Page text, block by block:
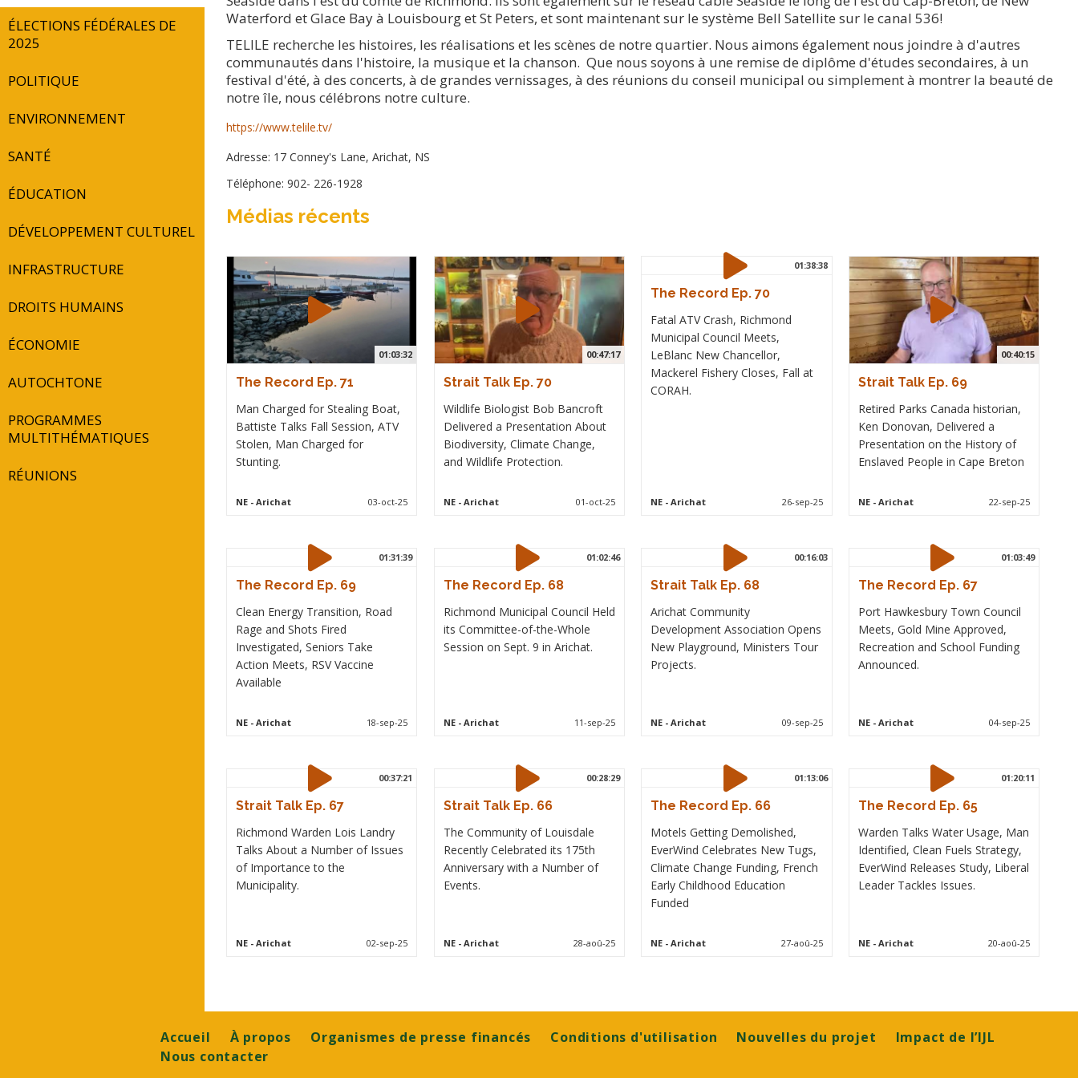
ÉLECTIONS FÉDÉRALES DE
2025
POLITIQUE
ENVIRONNEMENT
SANTÉ
ÉDUCATION
DÉVELOPPEMENT CULTUREL
INFRASTRUCTURE
DROITS HUMAINS
ÉCONOMIE
AUTOCHTONE
PROGRAMMES
MULTITHÉMATIQUES
RÉUNIONS
Waterford et Glace Bay à Louisbourg et St Peters, et sont maintenant sur le système Bell Satellite sur le canal 536!
TELILE recherche les histoires, les réalisations et les scènes de notre quartier. Nous aimons également nous joindre à d'autres
communautés dans l'histoire, la musique et la chanson. Que nous soyons à une remise de diplôme d'études secondaires, à un
festival d'été, à des concerts, à de grandes vernissages, à des réunions du conseil municipal ou simplement à montrer la beauté de
notre île, nous célébrons notre culture.
https://www.telile.tv/
Adresse: 17 Conney's Lane, Arichat, NS
Téléphone: 902- 226-1928
Médias récents
01:03:32
The Record Ep. 71
Man Charged for Stealing Boat,
Battiste Talks Fall Session, ATV
Stolen, Man Charged for
Stunting.
NE- Arichat 03-oct-25
00:47:17
Strait Talk Ep. 70
Wildlife Biologist Bob Bancroft
Delivered a Presentation About
Biodiversity, Climate Change,
and Wildlife Protection.
NE- Arichat 01-oct-25
01:38:38
The Record Ep. 70
Fatal ATV Crash, Richmond
Municipal Council Meets,
LeBlanc New Chancellor,
Mackerel Fishery Closes, Fall at
CORAH.
NE - Arichat 26-sep-25
00:40:15
Strait Talk Ep. 69
Retired Parks Canada historian,
Ken Donovan, Delivered a
Presentation on the History of
Enslaved People in Cape Breton
NE - Arichat 22-sep-25
01:31:39
The Record Ep. 69
Clean Energy Transition, Road
Rage and Shots Fired
Investigated, Seniors Take
Action Meets, RSV Vaccine
Available
NE- Arichat 18-sep-25
01:02:46
The Record Ep. 68
Richmond Municipal Council Held
its Committee-of-the-Whole
Session on Sept. 9 in Arichat.
NE- Arichat 11-sep-25
00:16:03
Strait Talk Ep. 68
Arichat Community
Development Association Opens
New Playground, Ministers Tour
Projects.
NE - Arichat 09-sep-25
01:03:49
The Record Ep. 67
Port Hawkesbury Town Council
Meets, Gold Mine Approved,
Recreation and School Funding
Announced.
NE - Arichat 04-sep-25
00:37:21
Strait Talk Ep. 67
Richmond Warden Lois Landry
Talks About a Number of Issues
of Importance to the
Municipality.
NE- Arichat 02-sep-25
00:28:29
Strait Talk Ep. 66
The Community of Louisdale
Recently Celebrated its 175th
Anniversary with a Number of
Events.
NE- Arichat 28-aoû-25
01:13:06
The Record Ep. 66
Motels Getting Demolished,
EverWind Celebrates New Tugs,
Climate Change Funding, French
Early Childhood Education
Funded
NE - Arichat 27-aoû-25
01:20:11
The Record Ep. 65
Warden Talks Water Usage, Man
Identified, Clean Fuels Strategy,
EverWind Releases Study, Liberal
Leader Tackles Issues.
NE - Arichat 20-aoû-25
Footer
Accueil À propos Organismes de presse financés Conditions d'utilisation Nouvelles du projet
Impact de l’IJL
Nous contacter